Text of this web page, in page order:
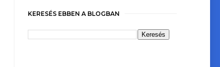
KERESÉS EBBEN A BLOGBAN